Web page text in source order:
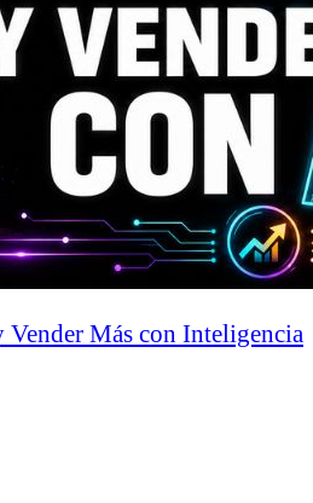
Vender Más con Inteligencia